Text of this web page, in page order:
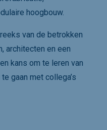
hoogbouw.
van de betrokken
architecten en een
kans om te leren van
gaan met collega’s